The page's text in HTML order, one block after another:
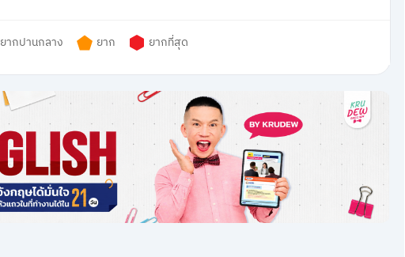
ยากปานกลาง ยาก ยากที่สุด